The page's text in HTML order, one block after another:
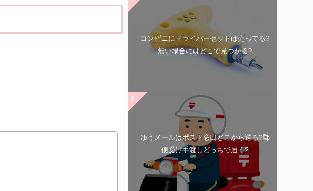
コンビニにドライバーセットは売ってる?
無い場合にはどこで見つかる?
ゆうメールはポスト窓口どこから送る?郵
便受け手渡しどっちで届く?